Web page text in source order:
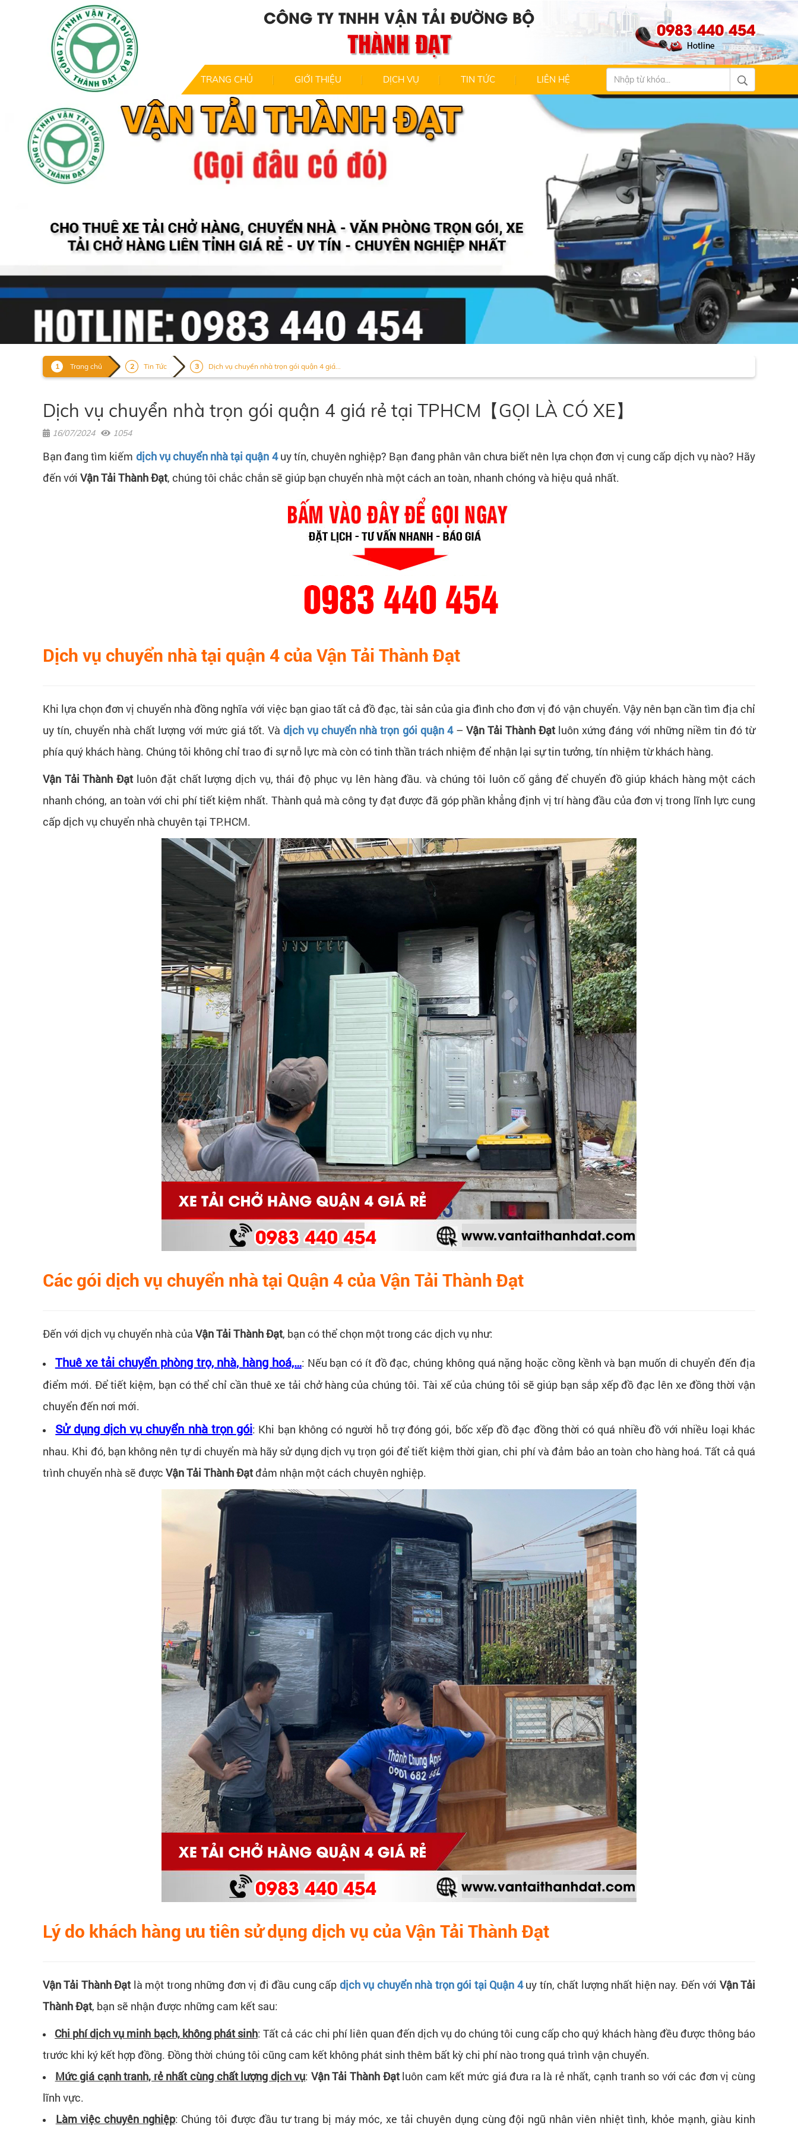
CÔNG TY TNHH VẬN TẢI ĐƯỜNG BỘ
THÀNH ĐẠT 0983 440 454
TRANG CHỦ GIỚI THIỆU DỊCH VỤ TIN TỨC LIÊN HỆ
Trang chủ Tin Tức Dịch vụ chuyển nhà trọn gói quận 4 giá...
Dịch vụ chuyển nhà trọn gói quận 4 giá rẻ tại TPHCM【GỌI LÀ CÓ XE】
16/07/2024 1054
Bạn đang tìm kiếm dịch vụ chuyển nhà tại quận 4uy tín, chuyên nghiệp? Bạn đang phân vân chưa biết nên lựa chọn đơn vị cung cấp dịch vụ nào? Hãy
đến với Vận Tải Thành Đạt, chúng tôi chắc chắn sẽ giúp bạn chuyển nhà một cách an toàn, nhanh chóng và hiệu quả nhất.
Dịch vụ chuyển nhà tại quận 4 của Vận Tải Thành Đạt
Khi lựa chọn đơn vị chuyển nhà đồng nghĩa với việc bạn giao tất cả đồ đạc, tài sản của gia đình cho đơn vị đó vận chuyển. Vậy nên bạn cần tìm địa chỉ
uy tín, chuyển nhà chất lượng với mức giá tốt. Vàdịch vụ chuyển nhà trọn gói quận 4– Vận Tải Thành Đạt luôn xứng đáng với những niềm tin đó từ
phía quý khách hàng. Chúng tôi không chỉ trao đi sự nỗ lực mà còn có tinh thần trách nhiệm để nhận lại sự tin tưởng, tín nhiệm từ khách hàng.
Vận Tải Thành Đạtluôn đặt chất lượng dịch vụ, thái độ phục vụ lên hàng đầu. và chúng tôi luôn cố gắng để chuyển đồ giúp khách hàng một cách
nhanh chóng, an toàn với chi phí tiết kiệm nhất. Thành quả mà công ty đạt được đã góp phần khẳng định vị trí hàng đầu của đơn vị trong lĩnh lực cung
cấp dịch vụ chuyển nhà chuyên tại TP.HCM.
Các gói dịch vụ chuyển nhà tại Quận 4 của Vận Tải Thành Đạt
Đến với dịch vụ chuyển nhà của Vận Tải Thành Đạt, bạn có thể chọn một trong các dịch vụ như:
Thuê xe tải chuyển phòng trọ, nhà, hàng hoá,…: Nếu bạn có ít đồ đạc, chúng không quá nặng hoặc cồng kềnh và bạn muốn di chuyển đến địa
điểm mới. Để tiết kiệm, bạn có thể chỉ cần thuê xe tải chở hàng của chúng tôi. Tài xế của chúng tôi sẽ giúp bạn sắp xếp đồ đạc lên xe đồng thời vận
chuyển đến nơi mới.
Sử dụng dịch vụ chuyển nhà trọn gói: Khi bạn không có người hỗ trợ đóng gói, bốc xếp đồ đạc đồng thời có quá nhiều đồ với nhiều loại khác
nhau. Khi đó, bạn không nên tự di chuyển mà hãy sử dụng dịch vụ trọn gói để tiết kiệm thời gian, chi phí và đảm bảo an toàn cho hàng hoá. Tất cả quá
trình chuyển nhà sẽ được Vận Tải Thành Đạt đảm nhận một cách chuyên nghiệp.
Lý do khách hàng ưu tiên sử dụng dịch vụ của Vận Tải Thành Đạt
Vận Tải Thành Đạt là một trong những đơn vị đi đầu cung cấp dịch vụ chuyển nhà trọn gói tại Quận 4uy tín, chất lượng nhất hiện nay. Đến với Vận Tải
Thành Đạt, bạn sẽ nhận được những cam kết sau:
Chi phí dịch vụ minh bạch, không phát sinh: Tất cả các chi phí liên quan đến dịch vụ do chúng tôi cung cấp cho quý khách hàng đều được thông báo
trước khi ký kết hợp đồng. Đồng thời chúng tôi cũng cam kết không phát sinh thêm bất kỳ chi phí nào trong quá trình vận chuyển.
Mức giá cạnh tranh, rẻ nhất cùng chất lượng dịch vụ: Vận Tải Thành Đạtluôn cam kết mức giá đưa ra là rẻ nhất, cạnh tranh so với các đơn vị cùng
lĩnh vực.
Làm việc chuyên nghiệp: Chúng tôi được đầu tư trang bị máy móc, xe tải chuyên dụng cùng đội ngũ nhân viên nhiệt tình, khỏe mạnh, giàu kinh